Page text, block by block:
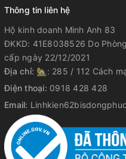
Thông tin liên hệ
Hộ kinh doanh Minh Anh 83
ĐKKD: 41E8038526 Do
cấp ngày 22/12/2021
Địa chỉ: 🏡: 285 / 112 Cách
Điện thoại: 0918 428 428
Email: